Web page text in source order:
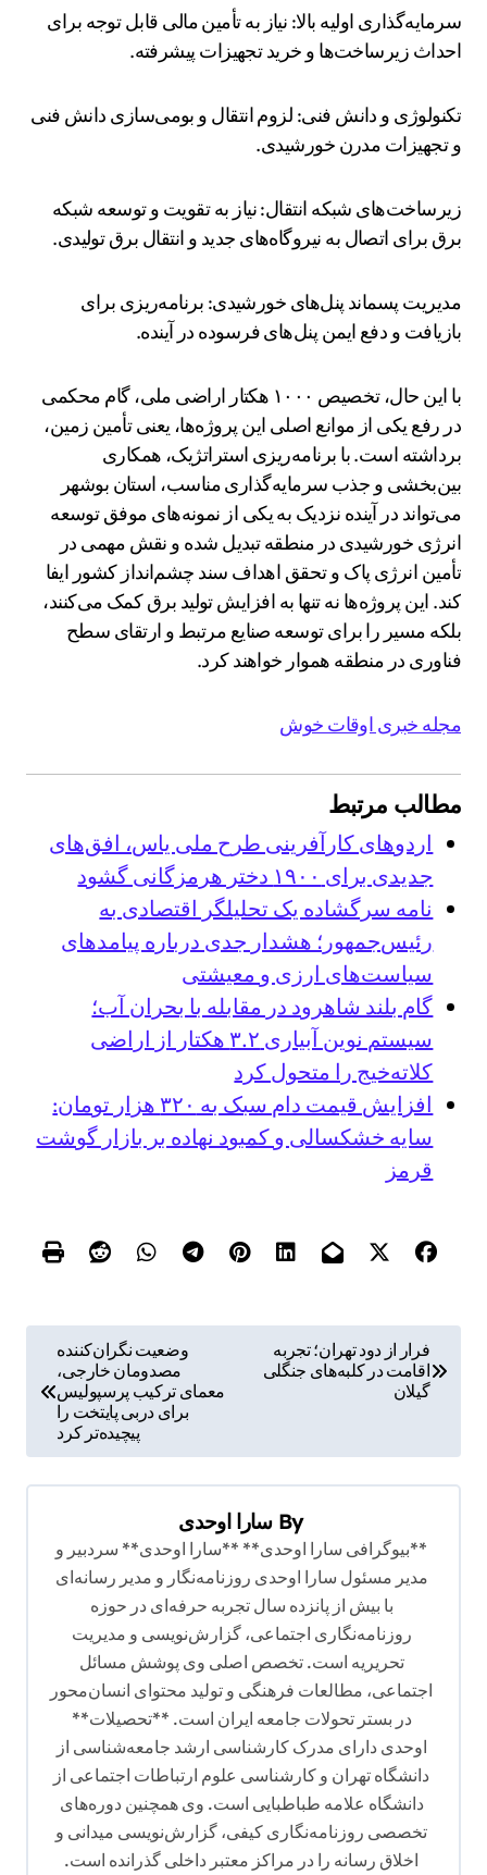
سرمایه‌گذاری اولیه بالا: نیاز به تأمین مالی قابل توجه برای
احداث زیرساخت‌ها و خرید تجهیزات پیشرفته.
تکنولوژی و دانش فنی: لزوم انتقال و بومی‌سازی دانش فنی
و تجهیزات مدرن خورشیدی.
زیرساخت‌های شبکه انتقال: نیاز به تقویت و توسعه شبکه
برق برای اتصال به نیروگاه‌های جدید و انتقال برق تولیدی.
مدیریت پسماند پنل‌های خورشیدی: برنامه‌ریزی برای
بازیافت و دفع ایمن پنل‌های فرسوده در آینده.
با این حال، تخصیص ۱۰۰۰ هکتار اراضی ملی، گام محکمی
در رفع یکی از موانع اصلی این پروژه‌ها، یعنی تأمین زمین،
برداشته است. با برنامه‌ریزی استراتژیک، همکاری
بین‌بخشی و جذب سرمایه‌گذاری مناسب، استان بوشهر
می‌تواند در آینده نزدیک به یکی از نمونه‌های موفق توسعه
انرژی خورشیدی در منطقه تبدیل شده و نقش مهمی در
تأمین انرژی پاک و تحقق اهداف سند چشم‌انداز کشور ایفا
کند. این پروژه‌ها نه تنها به افزایش تولید برق کمک می‌کنند،
بلکه مسیر را برای توسعه صنایع مرتبط و ارتقای سطح
فناوری در منطقه هموار خواهند کرد.
مجله خبری اوقات خوش
مطالب مرتبط
اردوهای کارآفرینی طرح ملی یاس، افق‌های
جدیدی برای ۱۹۰۰ دختر هرمزگانی گشود
نامه سرگشاده یک تحلیلگر اقتصادی به
رئیس‌جمهور؛ هشدار جدی درباره پیامدهای
سیاست‌های ارزی و معیشتی
گام بلند شاهرود در مقابله با بحران آب؛
سیستم نوین آبیاری ۳.۲ هکتار از اراضی
کلاته‌خیج را متحول کرد
افزایش قیمت دام سبک به ۳۲۰ هزار تومان:
سایه خشکسالی و کمبود نهاده بر بازار گوشت
قرمز
ب
ر
فرار از دود تهران؛ تجربه
اقامت در کلبه‌های جنگلی
گیلان
وضعیت نگران‌کننده
مصدومان خارجی،
معمای ترکیب پرسپولیس
برای دربی پایتخت را
پیچیده‌تر کرد
By سارا اوحدی
**بیوگرافی سارا اوحدی** **سارا اوحدی** سردبیر و
مدیر مسئول سارا اوحدی روزنامه‌نگار و مدیر رسانه‌ای
با بیش از پانزده سال تجربه حرفه‌ای در حوزه
روزنامه‌نگاری اجتماعی، گزارش‌نویسی و مدیریت
تحریریه است. تخصص اصلی وی پوشش مسائل
اجتماعی، مطالعات فرهنگی و تولید محتوای انسان‌محور
در بستر تحولات جامعه ایران است. **تحصیلات**
اوحدی دارای مدرک کارشناسی ارشد جامعه‌شناسی از
دانشگاه تهران و کارشناسی علوم ارتباطات اجتماعی از
دانشگاه علامه طباطبایی است. وی همچنین دوره‌های
تخصصی روزنامه‌نگاری کیفی، گزارش‌نویسی میدانی و
اخلاق رسانه را در مراکز معتبر داخلی گذرانده است.